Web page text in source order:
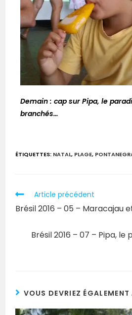
Demain : cap sur Pipa, le
branchés…
ÉTIQUETTES: NATAL, PLAGE,
Article précédent
Brésil 2016 – 05 – Maracajau
Brésil 2016 – 07 – Pipa,
VOUS DEVRIEZ ÉGALEMENT